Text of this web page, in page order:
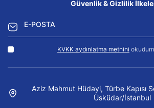
Güvenlik & Gizlilik
KVKK aydınlatma metnini
Aziz Mahmut Hüdayi, Türbe Kapısı
Üsküdar/İstanbul